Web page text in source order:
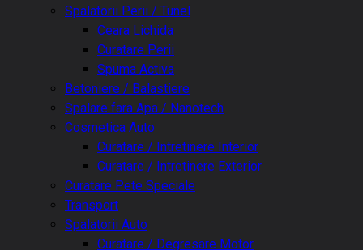
Spalatorii Perii / Tunel
Ceara Lichida
Curatare Perii
Spuma Activa
Betoniere / Balastiere
Spalare fara Apa / Nanotech
Cosmetica Auto
Curatare / Intretinere Interior
Curatare / Intretinere Exterior
Curatare Pete Speciale
Transport
Spalatorii Auto
Curatare / Degresare Motor